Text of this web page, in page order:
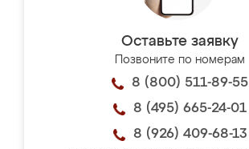
Оставьте заявку
Позвоните по номерам
8 (800) 511-89-55
8 (495) 665-24-01
8 (926) 409-68-13